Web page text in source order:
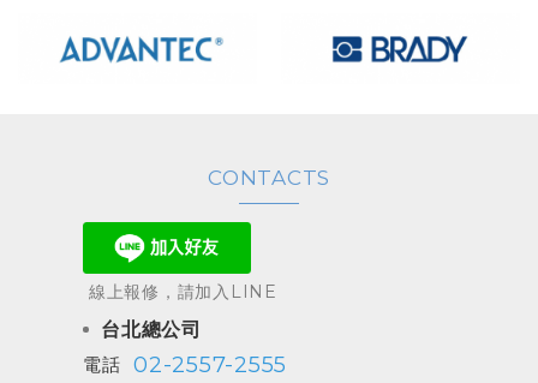
CONTACTS
線上報修，請加入LINE
台北總公司
電話 02-2557-2555